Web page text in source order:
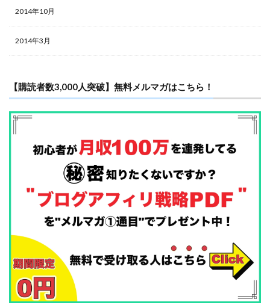
2014年10月
2014年3月
【購読者数3,000人突破】無料メルマガはこちら！